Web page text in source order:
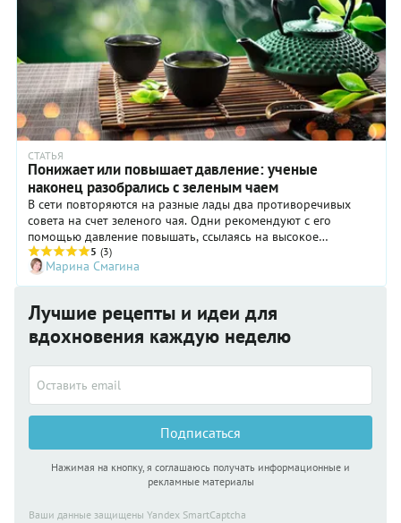
СТАТЬЯ
Понижает или повышает давление: ученые
наконец разобрались с зеленым чаем
В сети повторяются на разные лады два противоречивых
совета на счет зеленого чая. Одни рекомендуют с его
помощью давление повышать, ссылаясь на высокое
содержание кофеина, другие - понижать, ориентируясь на
мочегонные свойства. Истина зависит от качества чая и
соблюдения правил приготовления и потребления.
5 (3)
Марина Смагина
Лучшие рецепты и идеи для
вдохновения каждую неделю
Подписаться
Нажимая на кнопку, я соглашаюсь получать информационные и
рекламные материалы
Ваши данные защищены Yandex SmartCaptcha